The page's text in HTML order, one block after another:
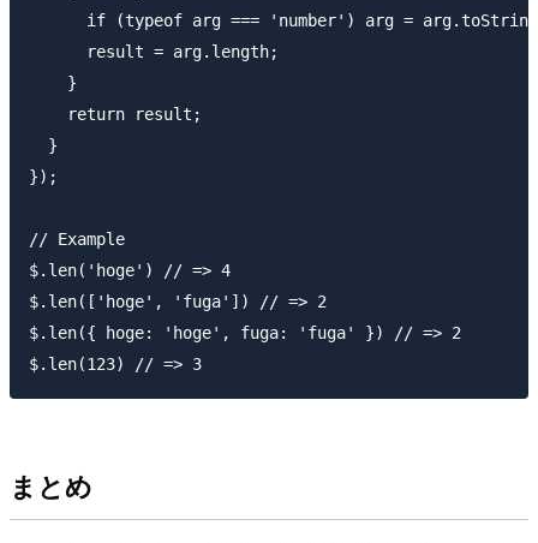
if (typeof arg === 'number') arg =
      result = arg.length;
    }
    return result;
  }
});
// Example
$.len('hoge') // => 4
$.len(['hoge', 'fuga']) // => 2
$.len({ hoge: 'hoge', fuga: 'fuga' }) // => 2
まとめ